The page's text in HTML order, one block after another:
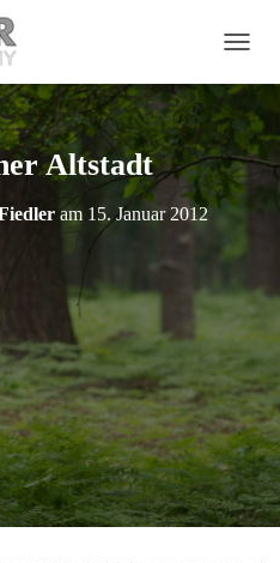
A
G
A
T
U
H
L
T
E
N
Altstadt
am 15. Januar 2012